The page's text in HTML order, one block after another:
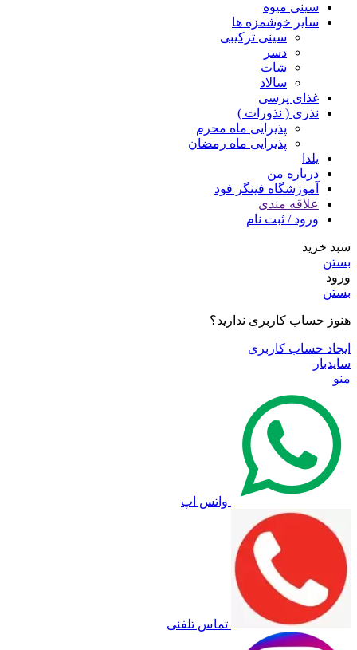
سینی میوه
سایر خوشمزه ها
سینی ترکیبی
دسر
شات
سالاد
غذای پرسی
نذری ( نذورات )
پذیرایی ماه محرم
پذیرایی ماه رمضان
یلدا
درباره من
آموزشگاه فینگر فود
علاقه مندی
ورود / ثبت نام
سبد خرید
بستن
ورود
بستن
هنوز حساب کاربری ندارید؟
ایجاد حساب کاربری
سایدبار
منو
واتس اپ
تماس تلفنی